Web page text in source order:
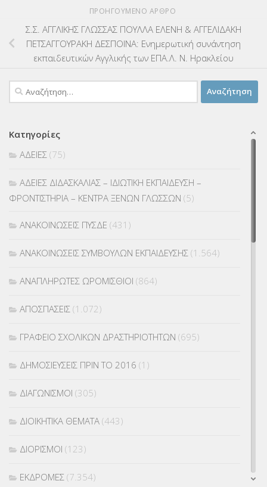
ΠΡΟΗΓΟΎΜΕΝΟ ΆΡΘΡΟ
Σ.Σ. ΑΓΓΛΙΚΗΣ ΓΛΩΣΣΑΣ ΠΟΥΛΛΑ ΕΛΕΝΗ & ΑΓΓΕΛΙΔΑΚΗ
ΠΕΤΣΑΓΓΟΥΡΑΚΗ ΔΕΣΠΟΙΝΑ: Eνημερωτική συνάντηση
εκπαιδευτικών Αγγλικής των ΕΠΑ.Λ. Ν. Ηρακλείου
Αναζήτηση
για:
Κατηγορίες
ΑΔΕΙΕΣ (75)
ΑΔΕΙΕΣ ΔΙΔΑΣΚΑΛΙΑΣ – ΙΔΙΩΤΙΚΗ ΕΚΠΑΙΔΕΥΣΗ –
ΦΡΟΝΤΙΣΤΗΡΙΑ – ΚΕΝΤΡΑ ΞΕΝΩΝ ΓΛΩΣΣΩΝ (5)
ΑΝΑΚΟΙΝΩΣΕΙΣ ΠΥΣΔΕ (431)
ΑΝΑΚΟΙΝΩΣΕΙΣ ΣΥΜΒΟΥΛΩΝ ΕΚΠΑΙΔΕΥΣΗΣ (1.564)
ΑΝΑΠΛΗΡΩΤΕΣ ΩΡΟΜΙΣΘΙΟΙ (864)
ΑΠΟΣΠΑΣΕΙΣ (1.072)
ΓΡΑΦΕΙΟ ΣΧΟΛΙΚΩΝ ΔΡΑΣΤΗΡΙΟΤΗΤΩΝ (695)
ΔΗΜΟΣΙΕΥΣΕΙΣ ΠΡΙΝ ΤΟ 2016 (1)
ΔΙΑΓΩΝΙΣΜΟΙ (305)
ΔΙΟΙΚΗΤΙΚΑ ΘΕΜΑΤΑ (443)
ΔΙΟΡΙΣΜΟΙ (123)
ΕΚΔΡΟΜΕΣ (7.354)